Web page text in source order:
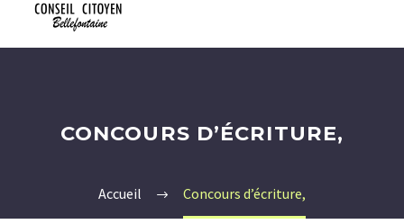
CONCOURS D’ÉCRITURE,
Accueil Concours d’écriture,